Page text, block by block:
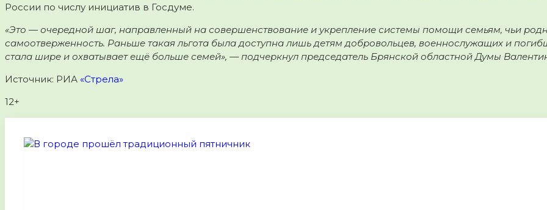
России по числу инициатив в Госдуме.
«Это — очередной шаг, направленный на совершенствование и укрепление системы помощи семьям, чьи
самоотверженность. Раньше такая льгота была доступна лишь детям добровольцев, военнослужащих и
стала шире и охватывает ещё больше семей», — подчеркнул председатель Брянской областной Думы
Источник: РИА «Стрела»
12+